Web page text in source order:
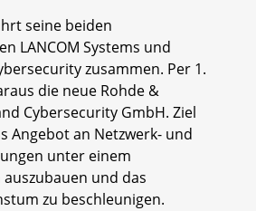
seine beiden
LANCOM Systems und
zusammen. Per 1.
die neue Rohde &
Cybersecurity GmbH. Ziel
Angebot an Netzwerk- und
unter einem
und das
zu beschleunigen.